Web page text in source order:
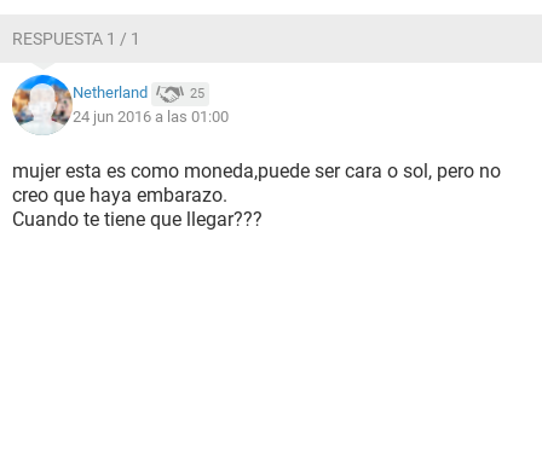
RESPUESTA 1 / 1
Netherland 25
24 jun 2016 a las 01:00
mujer esta es como moneda,puede ser cara o sol, pero no
creo que haya embarazo.
Cuando te tiene que llegar???